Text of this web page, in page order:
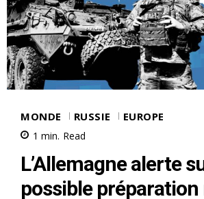
MONDE RUSSIE EUROPE
1 min. Read
L’Allemagne alerte
possible préparation